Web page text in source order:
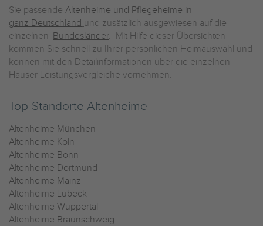
Sie passende Altenheime und Pflegeheime in
ganz Deutschland und zusätzlich ausgewiesen auf die
einzelnen Bundesländer. Mit Hilfe dieser Übersichten
kommen Sie schnell zu Ihrer persönlichen Heimauswahl und
können mit den Detailinformationen über die einzelnen
Häuser Leistungsvergleiche vornehmen.
Top-Standorte Altenheime
Altenheime München
Altenheime Köln
Altenheime Bonn
Altenheime Dortmund
Altenheime Mainz
Altenheime Lübeck
Altenheime Wuppertal
Altenheime Braunschweig